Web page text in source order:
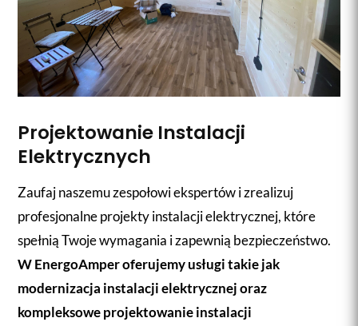
Projektowanie Instalacji
Elektrycznych
Zaufaj naszemu zespołowi ekspertów i zrealizuj
profesjonalne projekty instalacji elektrycznej, które
spełnią Twoje wymagania i zapewnią bezpieczeństwo.
W EnergoAmper oferujemy usługi takie jak
modernizacja instalacji elektrycznej oraz
kompleksowe projektowanie instalacji